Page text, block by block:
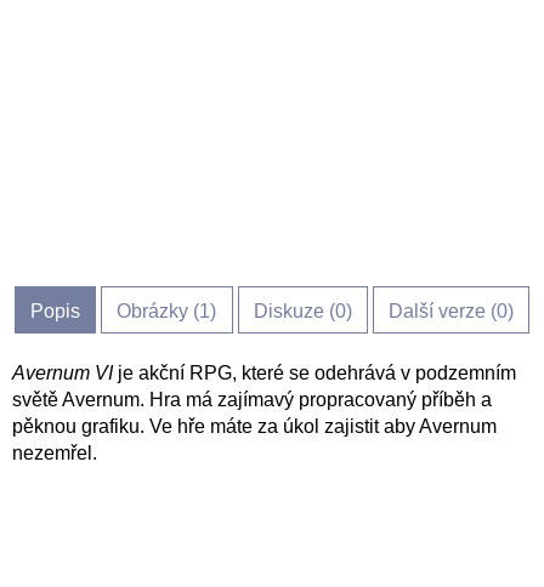
Popis Obrázky (1) Diskuze (0) Další verze (0)
Avernum VIje akční RPG, které se odehrává v podzemním
světě Avernum. Hra má zajímavý propracovaný příběh a
pěknou grafiku. Ve hře máte za úkol zajistit aby Avernum
nezemřel.